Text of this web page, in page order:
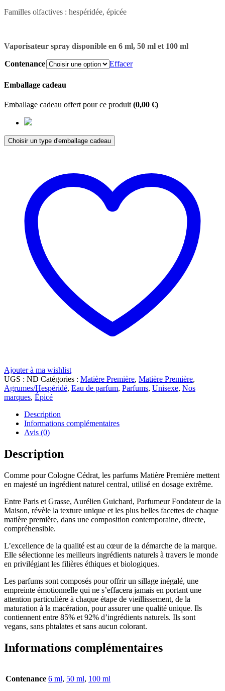
Familles olfactives : hespéridée, épicée
Vaporisateur spray disponible en 6 ml, 50 ml et 100 ml
Contenance Effacer
Emballage cadeau
Emballage cadeau offert pour ce produit (0,00 €)
Ajouter à ma wishlist
UGS : ND Catégories : Matière Première, Matière Première,
Agrumes/Hespéridé, Eau de parfum, Parfums, Unisexe, Nos
marques, Épicé
Description
Informations complémentaires
Avis (0)
Description
Comme pour Cologne Cédrat, les parfums Matière Première mettent
en majesté un ingrédient naturel central, utilisé en dosage extrême.
Entre Paris et Grasse, Aurélien Guichard, Parfumeur Fondateur de la
Maison, révèle la texture unique et les plus belles facettes de chaque
matière première, dans une composition contemporaine, directe,
compréhensible.
L’excellence de la qualité est au cœur de la démarche de la marque.
Elle sélectionne les meilleurs ingrédients naturels à travers le monde
en privilégiant les filières éthiques et biologiques.
Les parfums sont composés pour offrir un sillage inégalé, une
empreinte émotionnelle qui ne s’effacera jamais en portant une
attention particulière à chaque étape de vieillissement, de la
maturation à la macération, pour assurer une qualité unique. Ils
contiennent entre 85% et 92% d’ingrédients naturels. Ils sont
vegans, sans phtalates et sans aucun colorant.
Informations complémentaires
Contenance 6 ml, 50 ml, 100 ml